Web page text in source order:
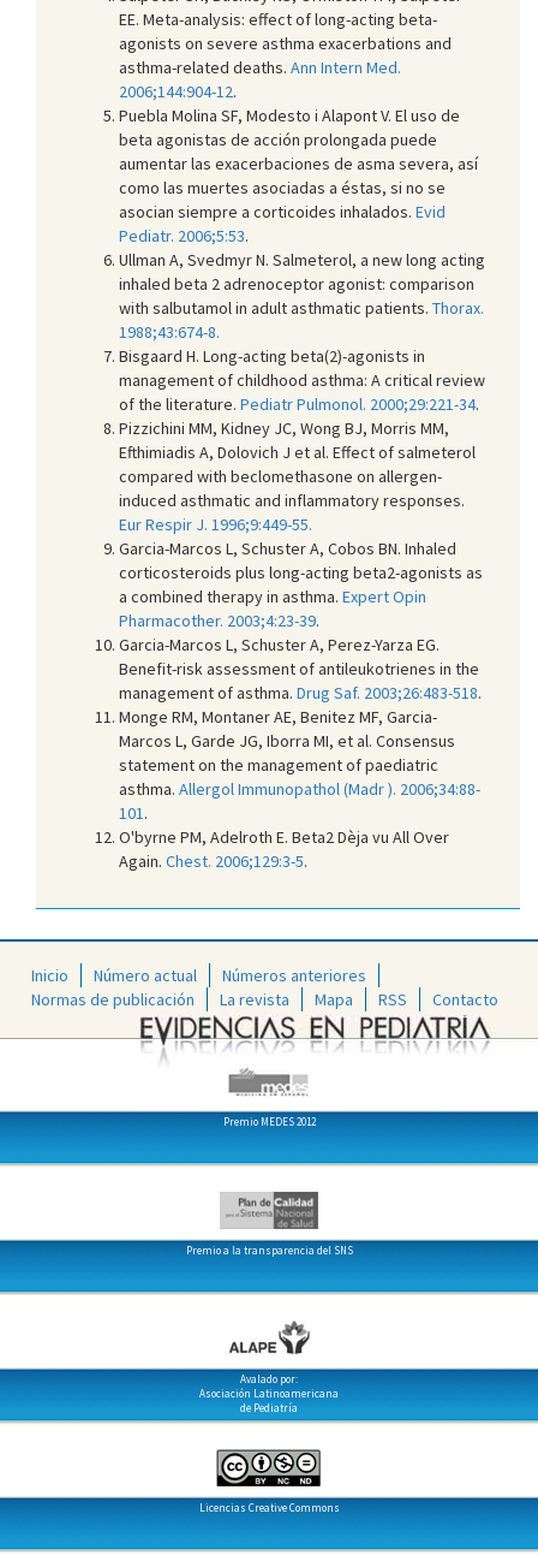
EE. Meta-analysis: effect of long-acting beta-
agonists on severe asthma exacerbations and
asthma-related deaths. Ann Intern Med.
2006;144:904-12.
Puebla Molina SF, Modesto i Alapont V. El uso de
beta agonistas de acción prolongada puede
aumentar las exacerbaciones de asma severa, así
como las muertes asociadas a éstas, si no se
asocian siempre a corticoides inhalados. Evid
Pediatr. 2006;5:53.
Ullman A, Svedmyr N. Salmeterol, a new long acting
inhaled beta 2 adrenoceptor agonist: comparison
with salbutamol in adult asthmatic patients. Thorax.
1988;43:674-8.
Bisgaard H. Long-acting beta(2)-agonists in
management of childhood asthma: A critical review
of the literature. Pediatr Pulmonol. 2000;29:221-34.
Pizzichini MM, Kidney JC, Wong BJ, Morris MM,
Efthimiadis A, Dolovich J et al. Effect of salmeterol
compared with beclomethasone on allergen-
induced asthmatic and inflammatory responses.
Eur Respir J. 1996;9:449-55.
Garcia-Marcos L, Schuster A, Cobos BN. Inhaled
corticosteroids plus long-acting beta2-agonists as
a combined therapy in asthma. Expert Opin
Pharmacother. 2003;4:23-39.
Garcia-Marcos L, Schuster A, Perez-Yarza EG.
Benefit-risk assessment of antileukotrienes in the
management of asthma. Drug Saf. 2003;26:483-518.
Monge RM, Montaner AE, Benitez MF, Garcia-
Marcos L, Garde JG, Iborra MI, et al. Consensus
statement on the management of paediatric
asthma. Allergol Immunopathol (Madr ). 2006;34:88-
101 .
O'byrne PM, Adelroth E. Beta2 Dèja vu All Over
Again. Chest. 2006;129:3-5.
Inicio Número actual
Números anteriores
Normas de publicación
La revista Mapa RSS Contacto
Premio MEDES 2012
Premio a la transparencia del SNS
Avalado por:
Asociación Latinoamericana
de Pediatría
Licencias Creative Commons